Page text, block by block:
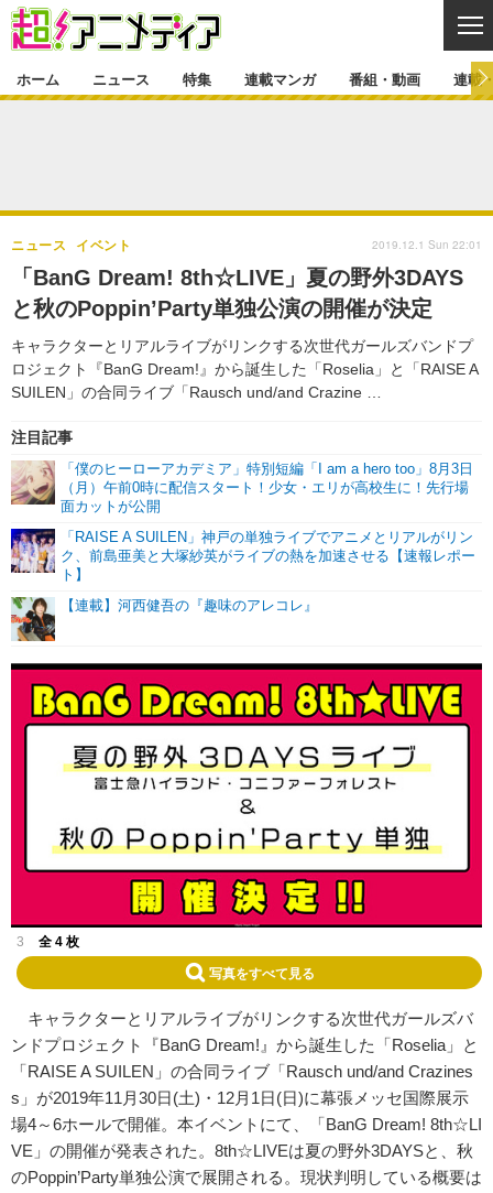
ゲーム・アプリ マンガ
グッズ イベント
声優 コスプレ
舞台 新帝スタ
特集一覧 カバー
ラキりす
連載マンガ
連載一覧
番組・動画
番組・動画一覧 ラジオ
動画
連載・ブログ
連載・ブログ一覧 コラム
編集部ブログ・お知らせ
ホーム ニュース 特集 連載マンガ 番組・動画 連載
「BanG Dream! 8th☆LIVE」夏の野外3DAYS
と秋のPoppin’Party単独公演の開催が決定
キャラクターとリアルライブがリンクする次世代ガールズバンドプ
ロジェクト『BanG Dream!』から誕生した「Roselia」と「RAISE A
SUILEN」の合同ライブ「Rausch und/and Crazine …
ニュース イベント
注目記事
「僕のヒーローアカデミア」特別短編「I am a hero too」8月3日
（月）午前0時に配信スタート！少女・エリが高校生に！先行場
面カットが公開
「RAISE A SUILEN」神戸の単独ライブでアニメとリアルがリン
ク、前島亜美と大塚紗英がライブの熱を加速させる【速報レポー
ト】
【連載】河西健吾の『趣味のアレコレ』
2019.12.1 Sun 22:01
3 全 4 枚
写真をすべて見る
キャラクターとリアルライブがリンクする次世代ガールズバ
ンドプロジェクト『BanG Dream!』から誕生した「Roselia」と
「RAISE A SUILEN」の合同ライブ「Rausch und/and Crazines
s」が2019年11月30日(土)・12月1日(日)に幕張メッセ国際展示
場4～6ホールで開催。本イベントにて、「BanG Dream! 8th☆LI
VE」の開催が発表された。8th☆LIVEは夏の野外3DAYSと、秋
のPoppin’Party単独公演で展開される。現状判明している概要は